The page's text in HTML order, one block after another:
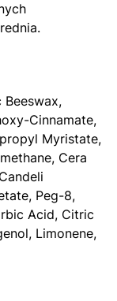
Beeswax,
Cinnamate,
Myristate,
Cera
Peg-8,
Acid, Citric
Limonene,